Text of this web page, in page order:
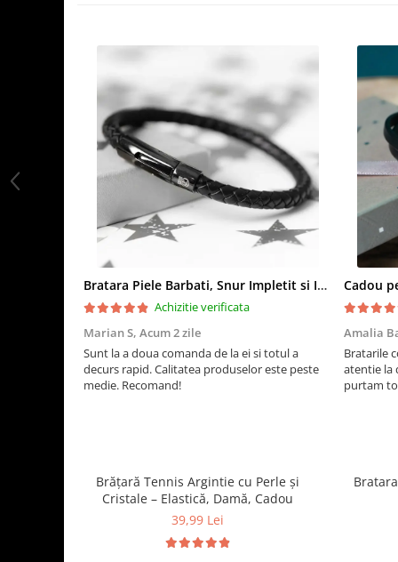
Bratara Piele Barbati, Snur Impletit si Inox Negru Cromat
Achizitie verificata
Marian S, Acum 2 zile
Sunt la a doua comanda de la ei si totul a
decurs rapid. Calitatea produselor este peste
medie. Recomand!
Amalia
Bratarile
atentie la
purtam
Brățară Tennis Argintie cu Perle și
Cristale – Elastică, Damă, Cadou
39,99 Lei